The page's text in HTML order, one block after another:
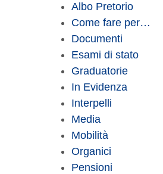
Albo Pretorio
Come fare per…
Documenti
Esami di stato
Graduatorie
In Evidenza
Interpelli
Media
Mobilità
Organici
Pensioni